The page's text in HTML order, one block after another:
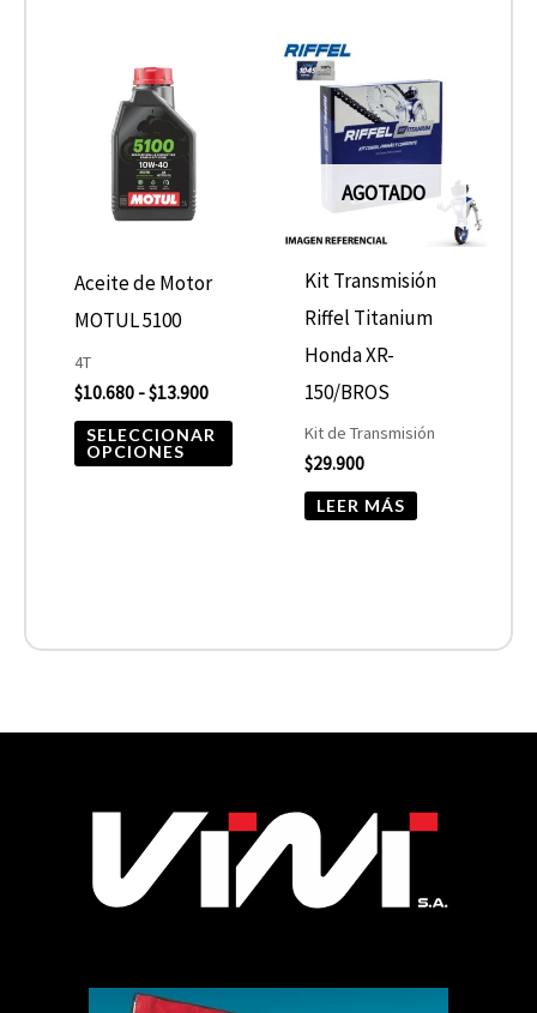
Aceite de Motor
MOTUL 5100
4T
$10.680 -$13.900
SELECCIONAR
OPCIONES
opciones
en
la
AGOTADO
Kit Transmisión
Riffel Titanium
Honda XR-
150/BROS
Kit de Transmisión
$29.900
LEER MÁS